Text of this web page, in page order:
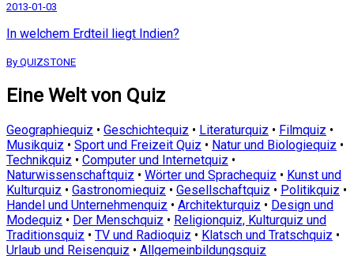
2013-01-03
In welchem Erdteil liegt Indien?
By QUIZSTONE
Eine Welt von Quiz
Geographiequiz • Geschichtequiz • Literaturquiz • Filmquiz •
Musikquiz • Sport und Freizeit Quiz • Natur und Biologiequiz •
Technikquiz • Computer und Internetquiz •
Naturwissenschaftquiz • Wörter und Sprachequiz • Kunst und
Kulturquiz • Gastronomiequiz • Gesellschaftquiz • Politikquiz •
Handel und Unternehmenquiz • Architekturquiz • Design und
Modequiz • Der Menschquiz • Religionquiz, Kulturquiz und
Traditionsquiz • TV und Radioquiz • Klatsch und Tratschquiz •
Urlaub und Reisenquiz • Allgemeinbildungsquiz